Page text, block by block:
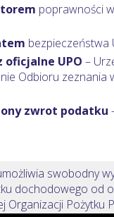
poprawności
bezpieczeństwa
oficjalne UPO –
Odbioru zeznania
zwrot podatku
swobodny
dochodowego od
Organizacji Pożytku